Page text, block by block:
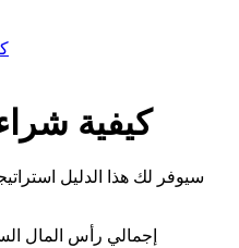
كيفية
سيوفر لك هذا الدليل
إجمالي رأس المال